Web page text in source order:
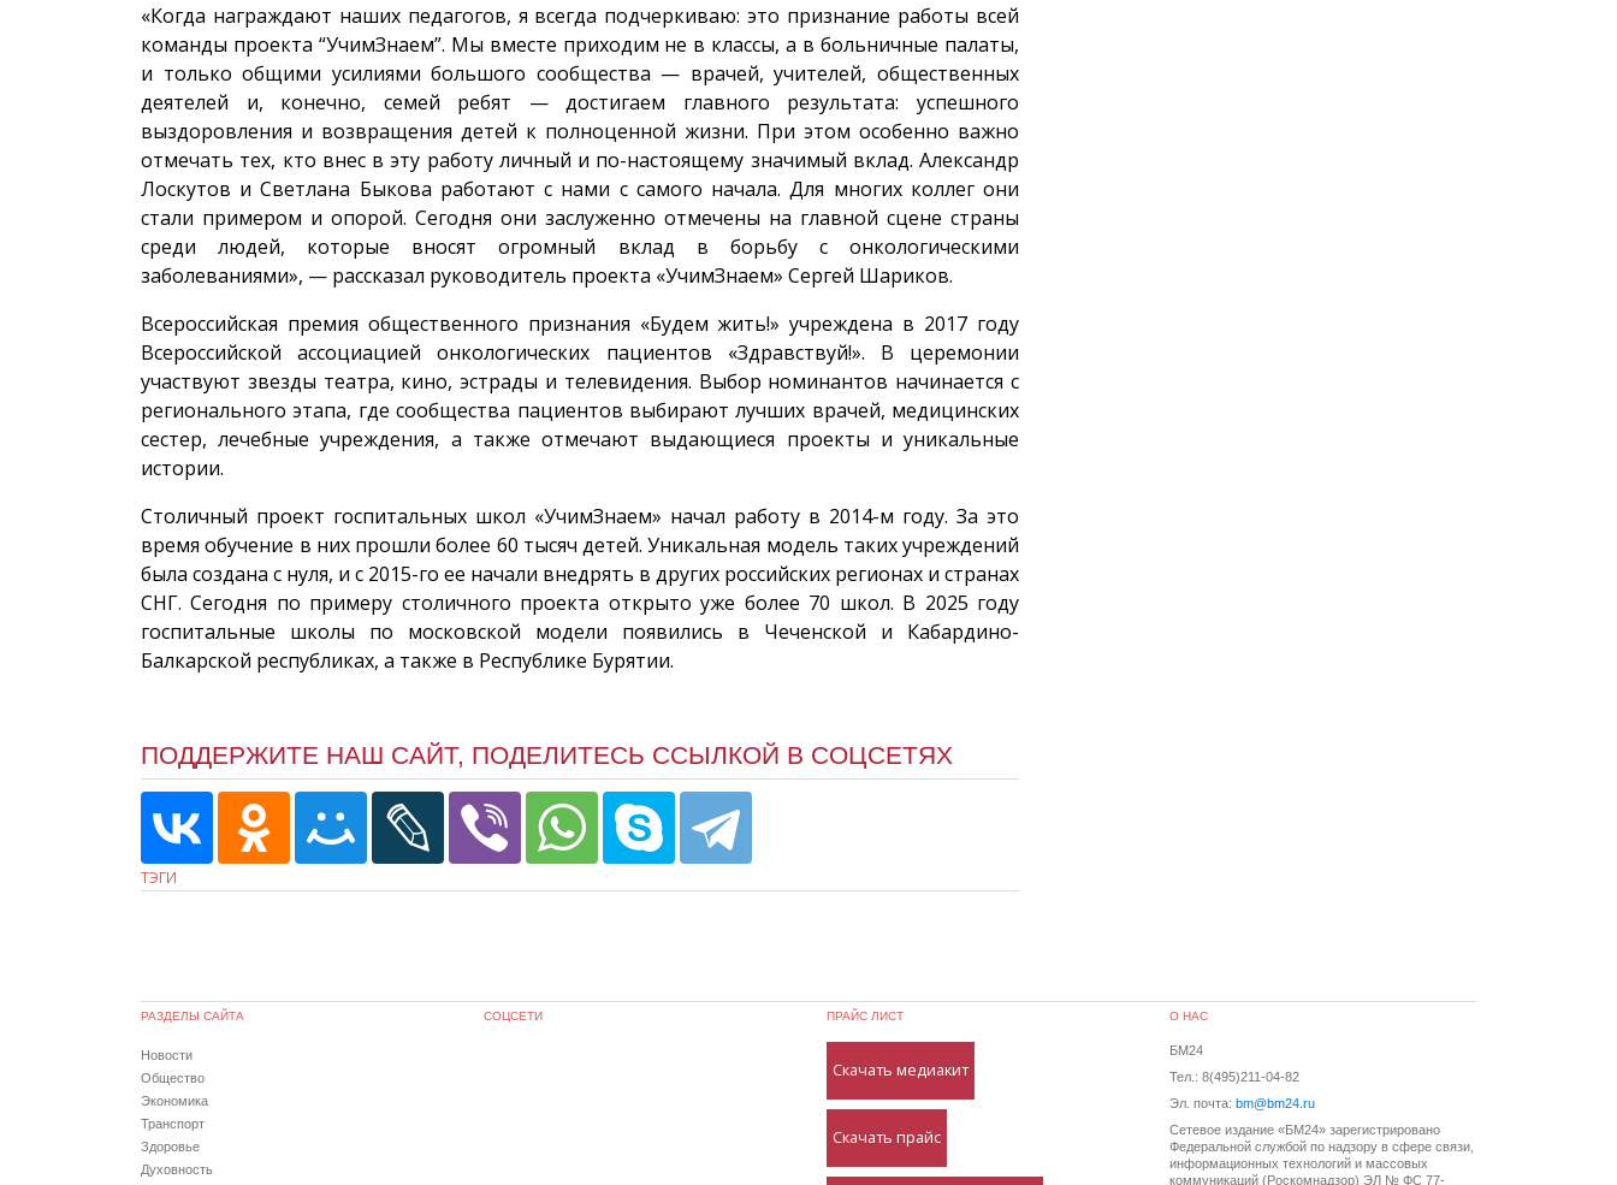
«Когда награждают наших педагогов, я всегда подчеркиваю: это признание работы всей
команды проекта “УчимЗнаем”. Мы вместе приходим не в классы, а в больничные палаты,
и только общими усилиями большого сообщества — врачей, учителей, общественных
деятелей и, конечно, семей ребят — достигаем главного результата: успешного
выздоровления и возвращения детей к полноценной жизни. При этом особенно важно
отмечать тех, кто внес в эту работу личный и по-настоящему значимый вклад. Александр
Лоскутов и Светлана Быкова работают с нами с самого начала. Для многих коллег они
стали примером и опорой. Сегодня они заслуженно отмечены на главной сцене страны
среди людей, которые вносят огромный вклад в борьбу с онкологическими
заболеваниями», — рассказал руководитель проекта «УчимЗнаем» Сергей Шариков.
Всероссийская премия общественного признания «Будем жить!» учреждена в 2017 году
Всероссийской ассоциацией онкологических пациентов «Здравствуй!». В церемонии
участвуют звезды театра, кино, эстрады и телевидения. Выбор номинантов начинается с
регионального этапа, где сообщества пациентов выбирают лучших врачей, медицинских
сестер, лечебные учреждения, а также отмечают выдающиеся проекты и уникальные
истории.
Столичный проект госпитальных школ «УчимЗнаем» начал работу в 2014-м году. За это
время обучение в них прошли более 60 тысяч детей. Уникальная модель таких учреждений
была создана с нуля, и с 2015-го ее начали внедрять в других российских регионах и странах
СНГ. Сегодня по примеру столичного проекта открыто уже более 70 школ. В 2025 году
госпитальные школы по московской модели появились в Чеченской и Кабардино-
Балкарской республиках, а также в Республике Бурятии.
ПОДДЕРЖИТЕ НАШ САЙТ, ПОДЕЛИТЕСЬ ССЫЛКОЙ В СОЦСЕТЯХ
ТЭГИ
РАЗДЕЛЫ САЙТА
Новости
Общество
Экономика
Транспорт
Здоровье
Духовность
СОЦСЕТИ ПРАЙС ЛИСТ
Скачать медиакит
Скачать прайс
О НАС
БМ24
Тел.: 8(495)211-04-82
Эл. почта: bm@bm24.ru
Сетевое издание «БМ24» зарегистрировано
Федеральной службой по надзору в сфере связи,
информационных технологий и массовых
коммуникаций (Роскомнадзор) ЭЛ № ФС 77-